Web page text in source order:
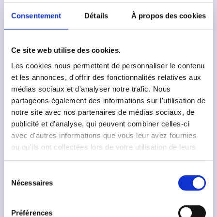
Consentement Détails À propos des cookies
Ce site web utilise des cookies.
Les cookies nous permettent de personnaliser le contenu
et les annonces, d'offrir des fonctionnalités relatives aux
médias sociaux et d'analyser notre trafic. Nous
partageons également des informations sur l'utilisation de
notre site avec nos partenaires de médias sociaux, de
publicité et d'analyse, qui peuvent combiner celles-ci
avec d'autres informations que vous leur avez fournies
ou qu'ils ont collectées lors de votre utilisation de leurs
Nécessaires
Préférences
En savoir plus